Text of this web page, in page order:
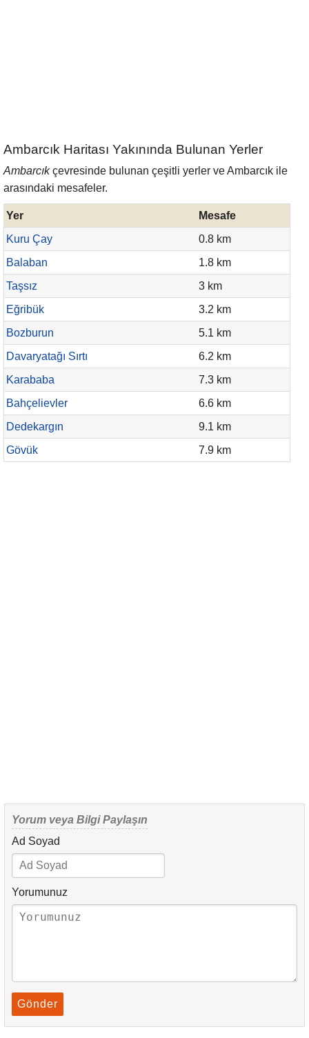
Ambarcık Haritası Yakınında Bulunan Yerler
Ambarcıkçevresinde bulunan çeşitli yerler ve Ambarcık ile
arasındaki mesafeler.
Yer
Mesafe
Kuru Çay
0.8 km
Balaban
1.8 km
Taşsız
3 km
Eğribük
3.2 km
Bozburun
5.1 km
Davaryatağı Sırtı
6.2 km
Karababa
7.3 km
Bahçelievler
6.6 km
Dedekargın
9.1 km
Gövük
7.9 km
Yorum veya Bilgi Paylaşın
Ad Soyad
Yorumunuz
Gönder